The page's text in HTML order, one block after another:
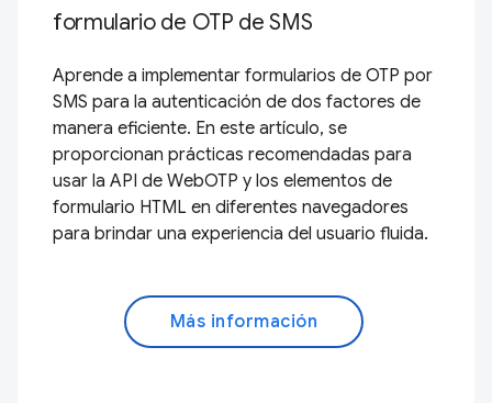
formulario de OTP de SMS
Aprende a implementar formularios de OTP por
SMS para la autenticación de dos factores de
manera eficiente. En este artículo, se
proporcionan prácticas recomendadas para
usar la API de WebOTP y los elementos de
formulario HTML en diferentes navegadores
para brindar una experiencia del usuario fluida.
Más información